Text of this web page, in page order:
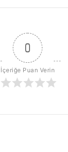
0
İçeriğe Puan Verin